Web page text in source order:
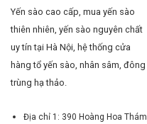
Yến sào cao cấp, mua yến sào
thiên nhiên, yến sào nguyên chất
uy tín tại Hà Nội, hệ thống cửa
hàng tổ yến sào, nhân sâm, đông
trùng hạ thảo.
Địa chỉ 1: 390 Hoàng Hoa Thám,